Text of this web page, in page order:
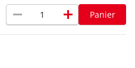
remove add Panier